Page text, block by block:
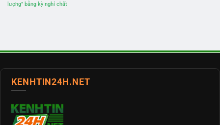
lượng” bằng kỳ nghỉ chất
KENHTIN24H.NET